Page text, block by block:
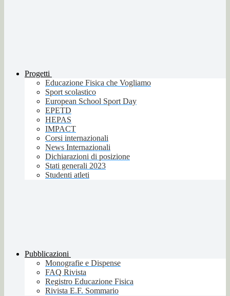
Progetti
Educazione Fisica che Vogliamo
Sport scolastico
European School Sport Day
EPETD
HEPAS
IMPACT
Corsi internazionali
News Internazionali
Dichiarazioni di posizione
Stati generali 2023
Studenti atleti
Pubblicazioni
Monografie e Dispense
FAQ Rivista
Registro Educazione Fisica
Rivista E.F. Sommario